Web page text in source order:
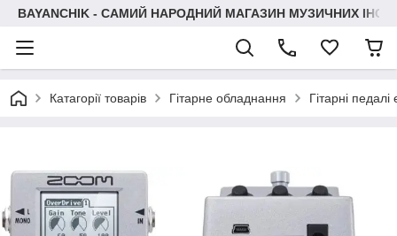
BAYANCHIK - САМИЙ НАРОДНИЙ МАГАЗИН МУЗИЧНИХ
Катагорії товарів Гітарне обладнання Гітарні педалі